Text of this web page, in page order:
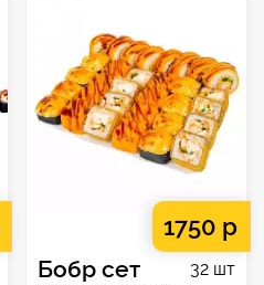
1750 р
Бобр сет 32 шт